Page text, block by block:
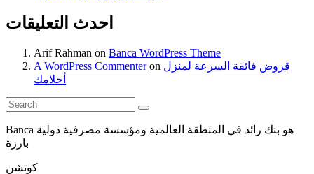
احدث التعليقات
Arif Rahman on Banca WordPress Theme
A WordPress Commenteron قروض فائقة السرعة لمنزل
أحلامك
Banca هو بنك رائد في المنطقة العالمية ومؤسسة مصرفية دولية
بارزة
كوتشن